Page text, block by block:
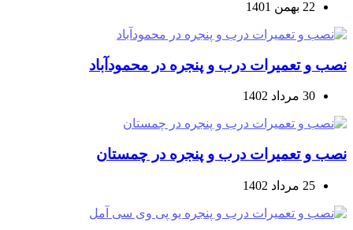
22 بهمن 1401
نصب و تعمیرات درب و پنجره در محمودآباد
30 مرداد 1402
نصب و تعمیرات درب و پنجره در چمستان
25 مرداد 1402